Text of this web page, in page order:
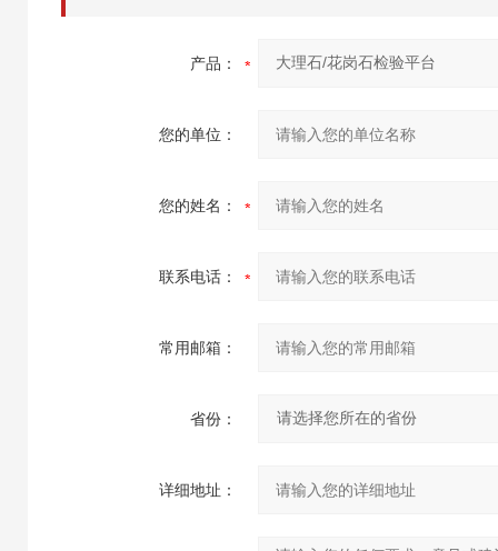
产品：
您的单位：
您的姓名：
联系电话：
常用邮箱：
省份：
详细地址：